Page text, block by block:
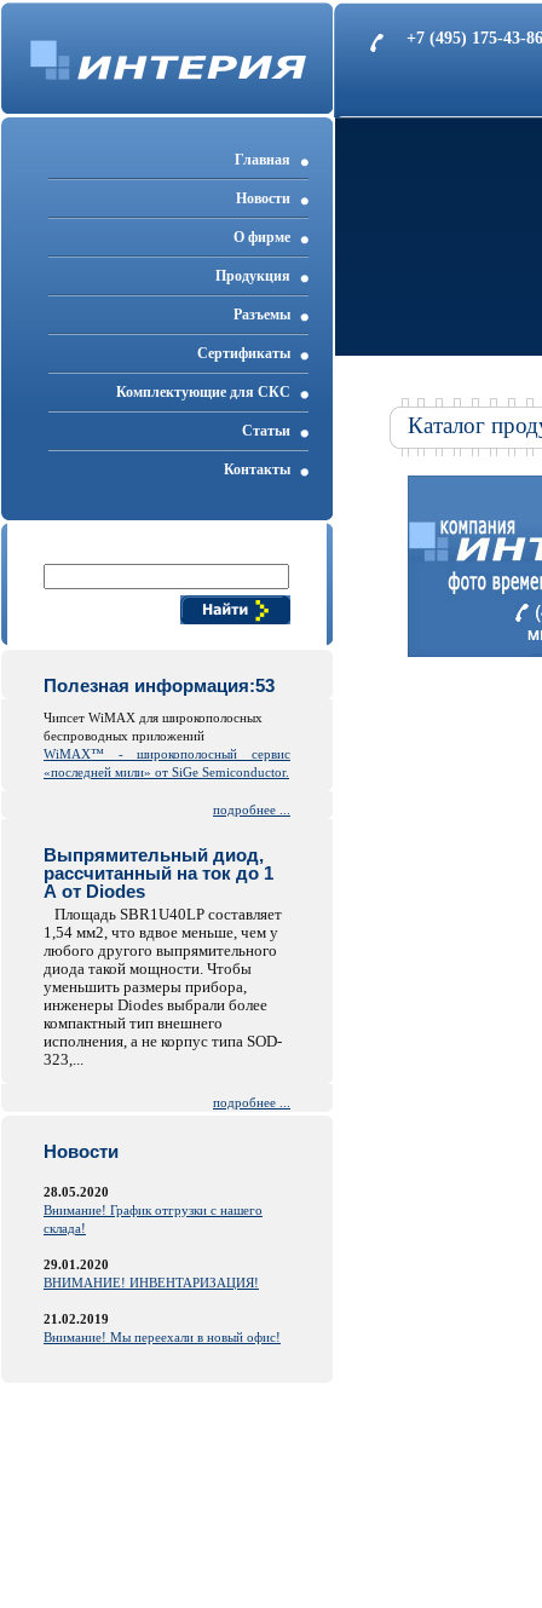
+7 (495) 175-43-
Главная
Новости
О фирме
Продукция
Разъемы
Cертификаты
Комплектующие для СКС
Статьи
Контакты
Полезная информация:53
Чипсет WiMAX для широкополосных
беспроводных приложений
WiMAX™ - широкополосный сервис
«последней мили» от SiGe Semiconductor.
подробнее ...
Выпрямительный диод,
рассчитанный на ток до 1
А от Diodes
Площадь SBR1U40LP составляет
1,54 мм2, что вдвое меньше, чем у
любого другого выпрямительного
диода такой мощности. Чтобы
уменьшить размеры прибора,
инженеры Diodes выбрали более
компактный тип внешнего
исполнения, а не корпус типа SOD-
323,...
подробнее ...
Новости
28.05.2020
Внимание! График отгрузки с нашего
склада!
29.01.2020
ВНИМАНИЕ! ИНВЕНТАРИЗАЦИЯ!
21.02.2019
Внимание! Мы переехали в новый офис!
Каталог